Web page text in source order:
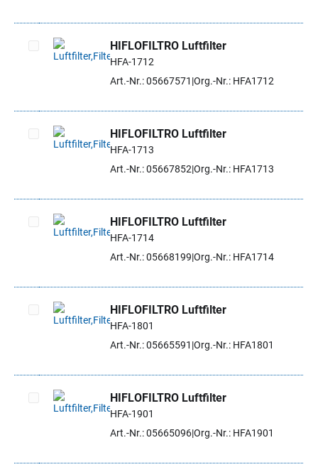
Artikel auswählen
HIFLOFILTRO Luftfilter
HFA-1712
Art.-Nr.: 05667571 Org.-Nr.: HFA1712
Artikel auswählen
HIFLOFILTRO Luftfilter
HFA-1713
Art.-Nr.: 05667852 Org.-Nr.: HFA1713
Artikel auswählen
HIFLOFILTRO Luftfilter
HFA-1714
Art.-Nr.: 05668199 Org.-Nr.: HFA1714
Artikel auswählen
HIFLOFILTRO Luftfilter
HFA-1801
Art.-Nr.: 05665591 Org.-Nr.: HFA1801
Artikel auswählen
HIFLOFILTRO Luftfilter
HFA-1901
Art.-Nr.: 05665096Org.-Nr.: HFA1901